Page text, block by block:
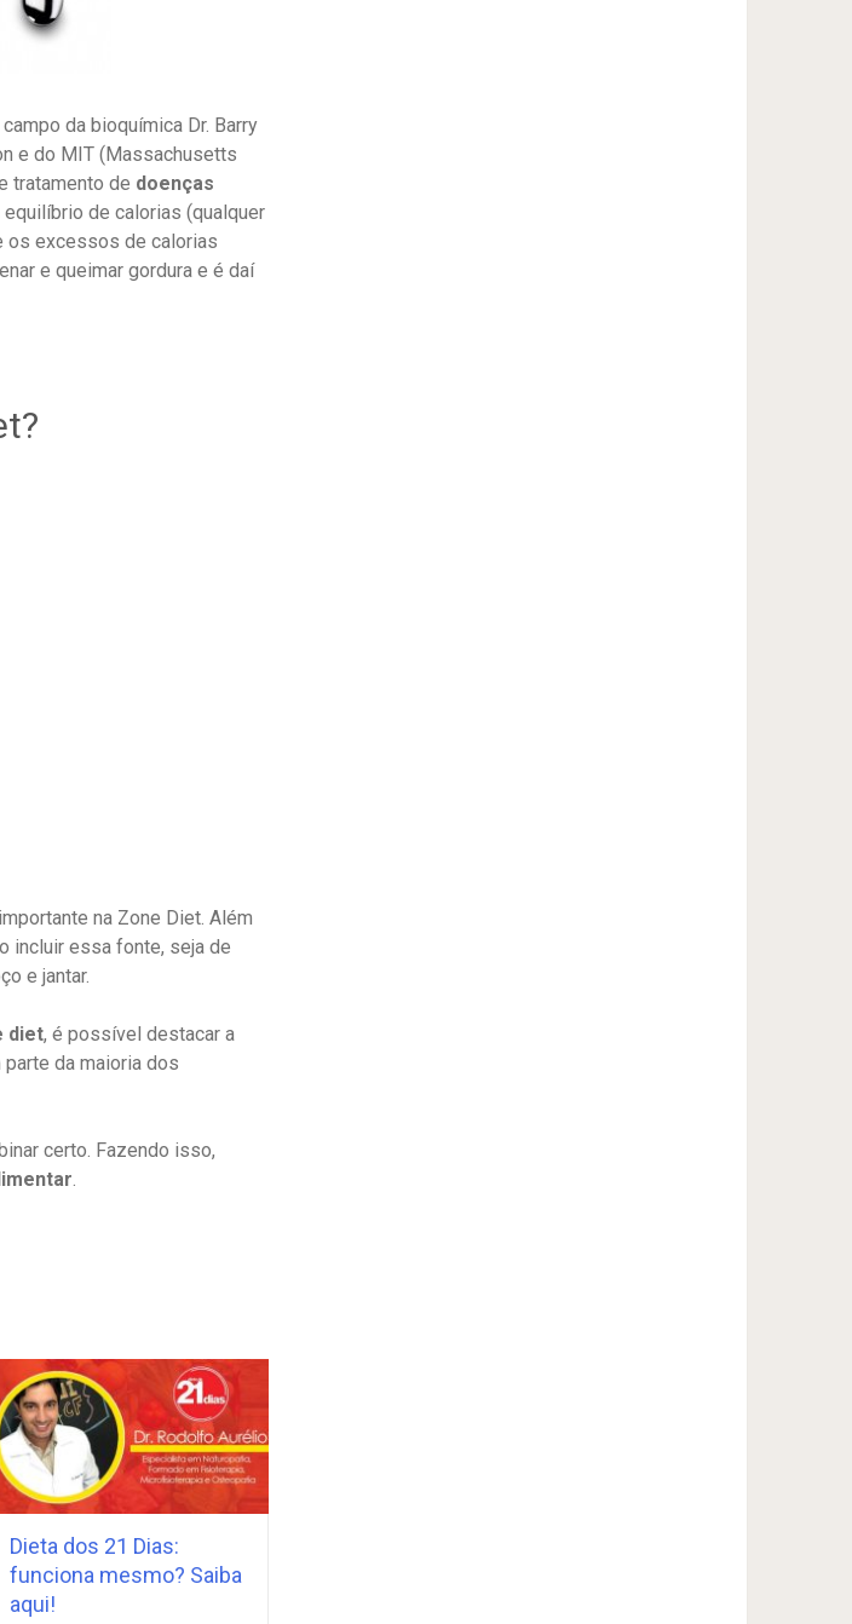
da bioquímica Dr. Barry
e do MIT (Massachusetts
tratamento de doenças
de calorias (qualquer
os excessos de calorias
e queimar gordura e é daí
na Zone Diet. Além
incluir essa fonte, seja de
e jantar.
diet, é possível destacar a
da maioria dos
certo. Fazendo isso,
.
Dieta dos 21 Dias:
funciona mesmo? Saiba
aqui!